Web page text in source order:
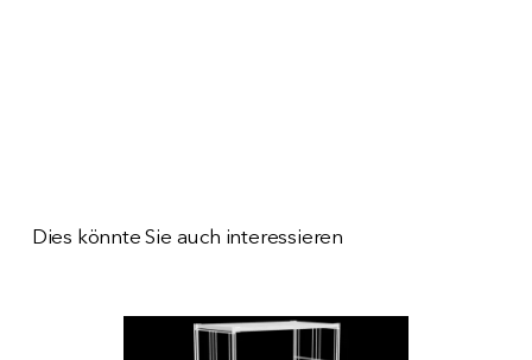
Dies könnte Sie auch interessieren